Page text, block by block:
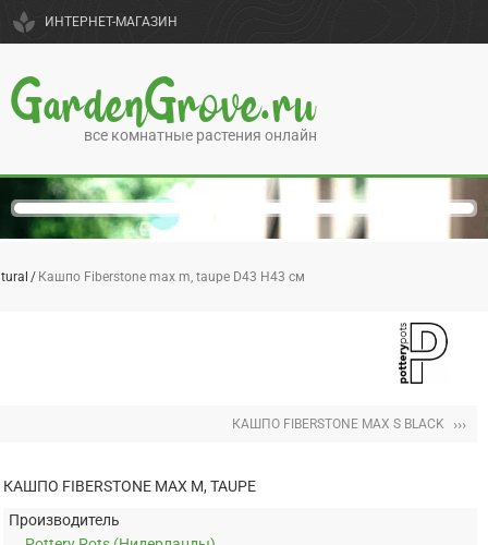
spa ИНТЕРНЕТ-МАГАЗИН
GardenGrove.ru
все комнатные растения онлайн
Кашпо Fiberstone max m, taupe D43 H43 см
КАШПО FIBERSTONE MAX S BLACK ›››
КАШПО FIBERSTONE MAX M, TAUPE
Производитель